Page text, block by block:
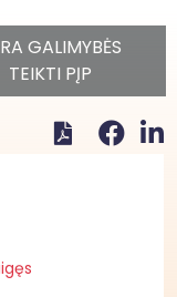
GALIMYBĖS
TEIKTI PĮP